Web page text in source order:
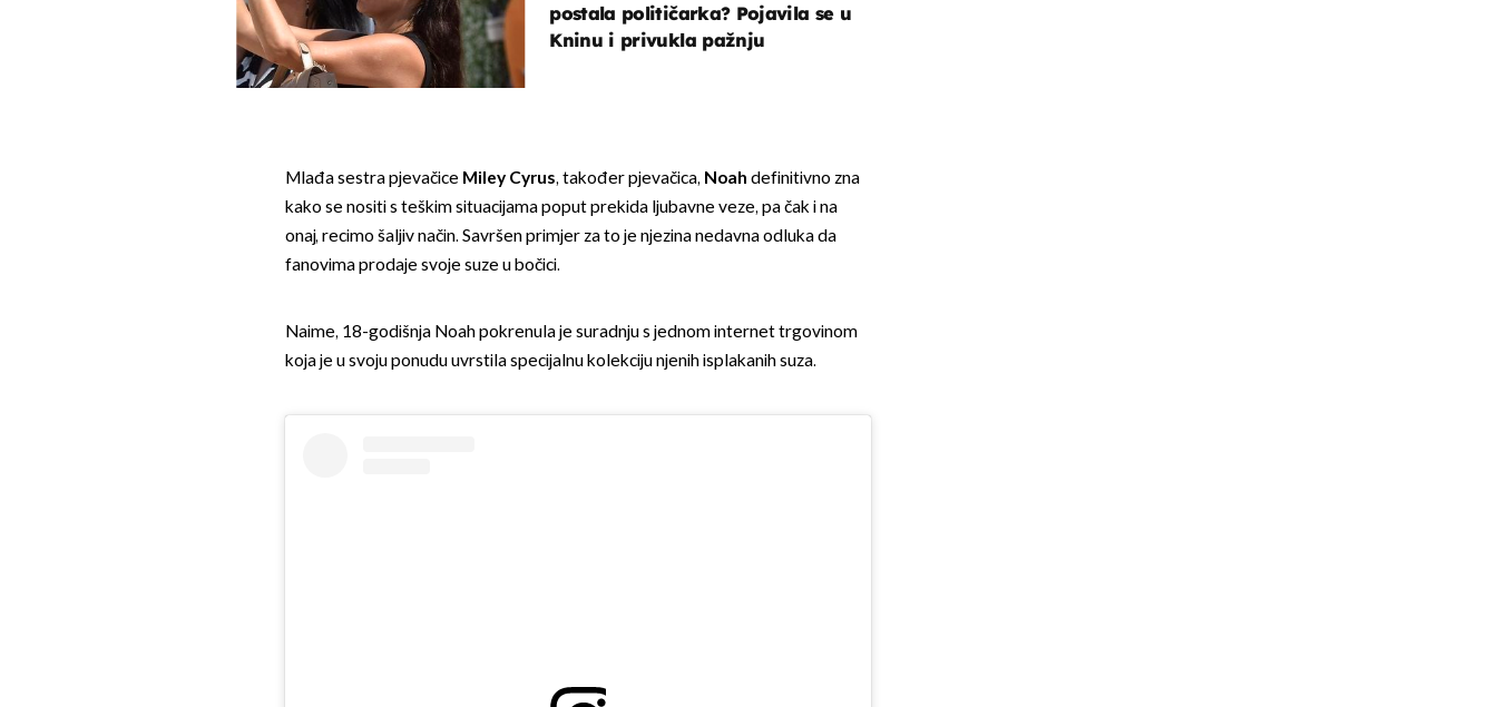
postala političarka? Pojavila se u
Kninu i privukla pažnju
Mlađa sestra pjevačice Miley Cyrus, također pjevačica, Noah definitivno zna
kako se nositi s teškim situacijama poput prekida ljubavne veze, pa čak i na
onaj, recimo šaljiv način. Savršen primjer za to je njezina nedavna odluka da
fanovima prodaje svoje suze u bočici.
Naime, 18-godišnja Noah pokrenula je suradnju s jednom internet trgovinom
koja je u svoju ponudu uvrstila specijalnu kolekciju njenih isplakanih suza.